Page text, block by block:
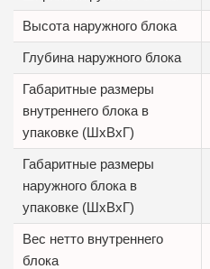
Высота наружного блока
Глубина наружного блока
Габаритные размеры
внутреннего блока в
упаковке (ШxВxГ)
Габаритные размеры
наружного блока в
упаковке (ШxВxГ)
Вес нетто внутреннего
блока